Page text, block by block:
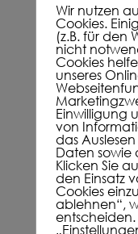
Ja, auch ich
es endlich, und
mehr
auch ich tue
nachhaltig
hinterlassen, in
Generationen
dafür schon
kleiner Impuls
konnte mir
Wir nutzen
Cookies.
(z.B. für den
nicht
Cookies
unseres
Einwilligung
von
das
Daten sowie
Klicken Sie
den Einsatz
Cookies
ablehnen“,